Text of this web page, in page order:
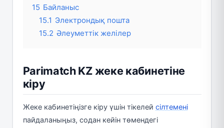
15 Байланыс
15.1 Электрондық пошта
15.2 Әлеуметтік желілер
Parimatch KZ жеке кабинетіне
кіру
Жеке кабинетіңізге кіру үшін тікелей сілтемені
пайдаланыңыз, содан кейін төмендегі